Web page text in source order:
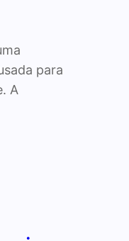
para
A